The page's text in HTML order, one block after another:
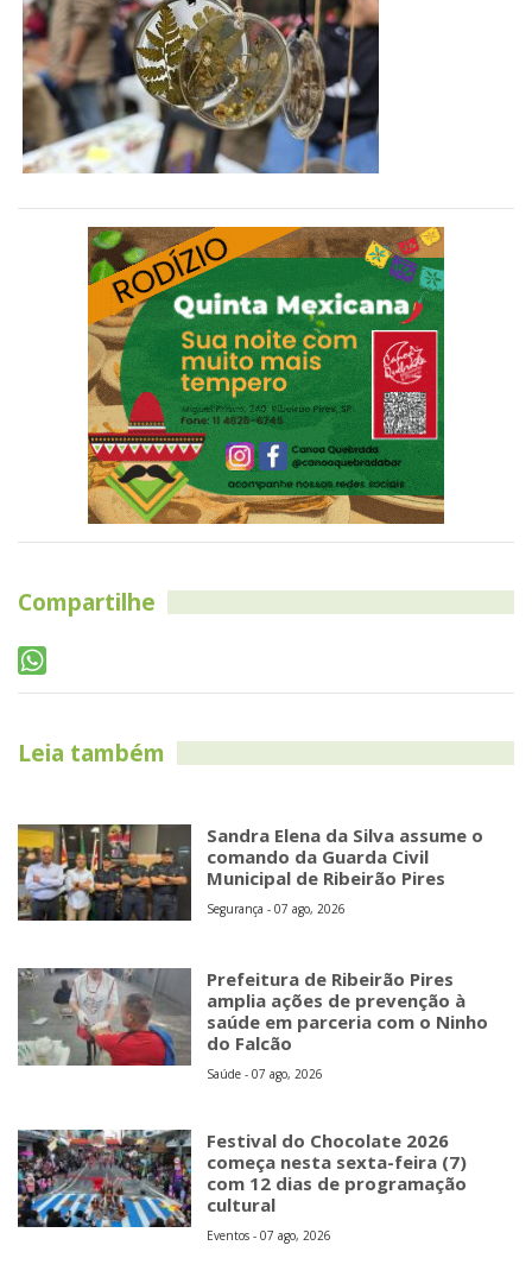
Compartilhe
Leia também
Sandra Elena da Silva assume o
comando da Guarda Civil
Municipal de Ribeirão Pires
Segurança - 07 ago, 2026
Prefeitura de Ribeirão Pires
amplia ações de prevenção à
saúde em parceria com o Ninho
do Falcão
Saúde - 07 ago, 2026
Festival do Chocolate 2026
começa nesta sexta-feira (7)
com 12 dias de programação
cultural
Eventos - 07 ago, 2026